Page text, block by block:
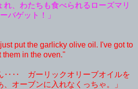
れ、わたちも食べられるローズマリ
ーバゲット！」
put the garlicky olive oil. I've got to
them in the oven."
‥‥ ガーリックオリーブオイルを
オーブンに入れなくっちゃ。」